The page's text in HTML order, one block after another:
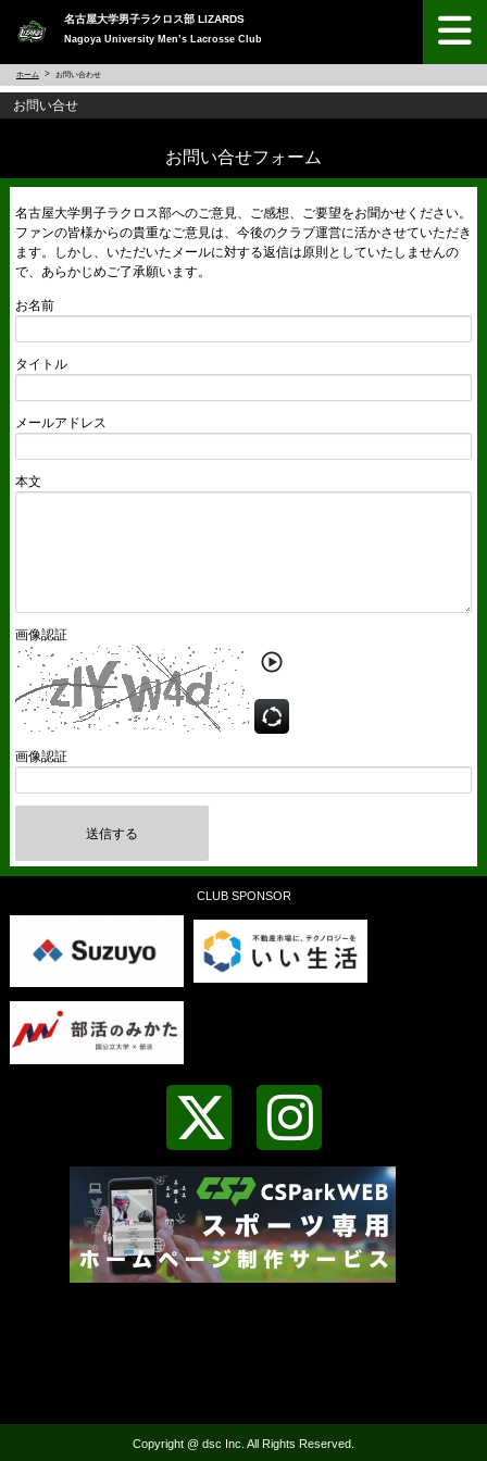
名古屋大学男子ラクロス部 LIZARDS
Nagoya University Men’s Lacrosse Club
ホーム お問い合わせ
お問い合せ
お問い合せフォーム
名古屋大学男子ラクロス部へのご意見、ご感想、ご要望をお聞かせください。
ファンの皆様からの貴重なご意見は、今後のクラブ運営に活かさせていただき
ます。しかし、いただいたメールに対する返信は原則としていたしませんの
で、あらかじめご了承願います。
お名前
タイトル
メールアドレス
本文
画像認証
画像認証
送信する
CLUB SPONSOR
Copyright @ dsc Inc. All Rights Reserved.